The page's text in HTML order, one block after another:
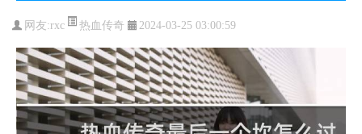
网友:rxc 热血传奇 2024-03-25 03:00:59